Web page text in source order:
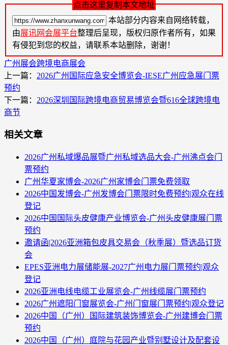
点击这里复制本文地址
本站部分内容来自网络转载，
由展讯网会展平台整理后呈现，版权归原作者所有，如果
有侵犯到您的权益，请联系本站删除，谢谢！
广州展会跨境电商展会
上一篇： 2026广州国际应急安全博览会-IESE广州应急展门票
预约
下一篇： 2026深圳国际跨境电商贸易博览会暨616全球跨境电
商节
相关文章
2026广州私域爆品展暨广州私域选品大会-广州沸点会门
票预约
广州华夏家博会-2026广州家博会门票免费领取
2026中国发博会-广州发博会门票限时免费预约|观众在线
登记
2026中国国际头皮健康产业博览会-广州头皮健康展门票
预约
邀请函|2026亚洲箱包皮具交易会（秋季展）暨选品订货
会
EPES亚洲电力展储能展-2027广州电力展门票预约|观众
登记
2026亚洲电线电缆工业展览会-广州线缆展门票预约
2026广州遮阳门窗展览会-广州门窗展门票预约|观众登记
2026中国（广州）国际建筑装饰博览会-广州建博会门票
预约
2026中国（广州）庭院与花园产业暨别墅设计及配套设